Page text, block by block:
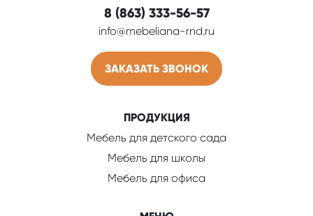
8 (863) 333-56-57
info@mebeliana-rnd.ru
ЗАКАЗАТЬ ЗВОНОК
ПРОДУКЦИЯ
Мебель для детского сада
Мебель для школы
Мебель для офиса